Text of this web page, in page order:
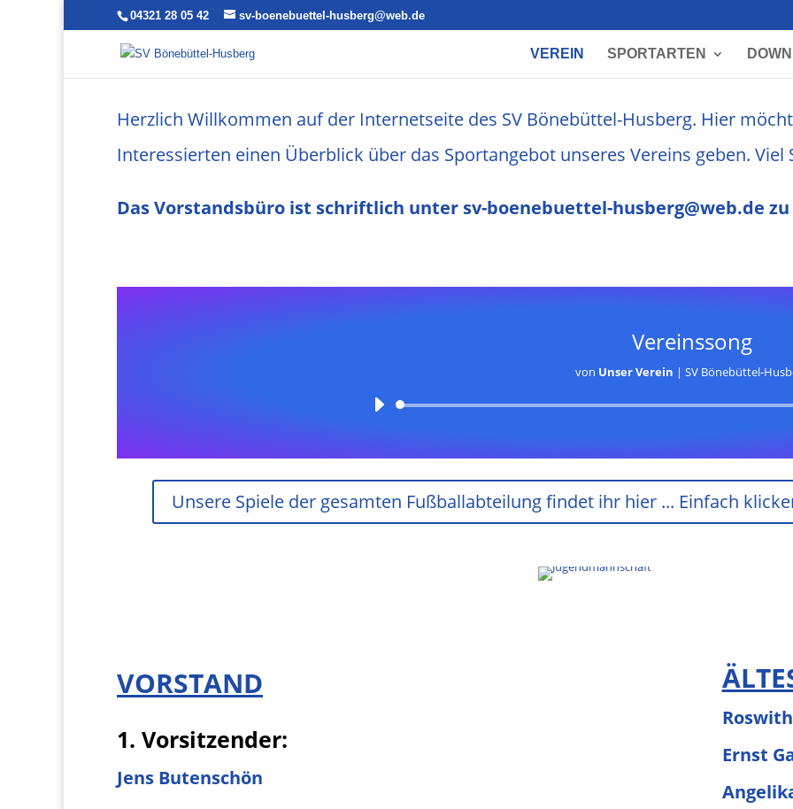
04321 28 05 42 sv-boenebuettel-husberg@web.de
VEREIN SPORTARTEN
Herzlich Willkommen auf der Internetseite des SV Bönebüttel-Husberg. Hier
Interessierten einen Überblick über das Sportangebot unseres Vereins geben. Viel
Das Vorstandsbüro ist schriftlich unter sv-boenebuettel-husberg@web.de
Vereinssong
von Unser Verein | SV Bönebüttel-
Audio-
Unsere Spiele der gesamten Fußballabteilung findet ihr hier ... Einfach
VORSTAND
1. Vorsitzender:
Jens Butenschön
Ernst